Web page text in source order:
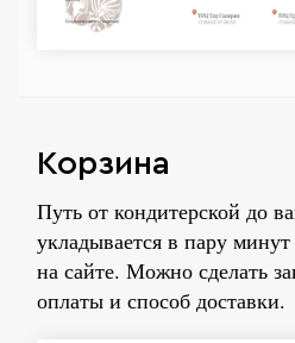
Корзина
Путь от кондитерской до
укладывается в пару
на сайте. Можно сделать
оплаты и способ доставки.